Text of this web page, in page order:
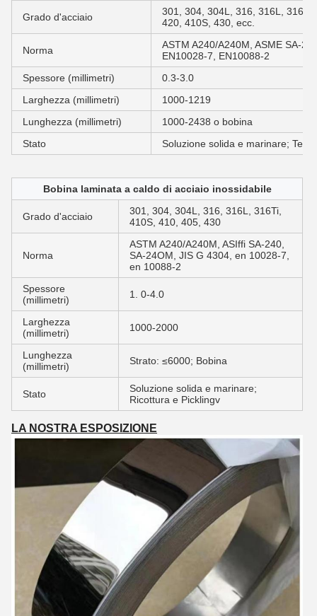
Grado d'acciaio
301, 304, 304L, 316, 316L,
420, 410S, 430, ecc.
Norma
ASTM A240/A240M, ASME SA-
EN10028-7, EN10088-2
Spessore (millimetri)
0.3-3.0
Larghezza (millimetri)
1000-1219
Lunghezza (millimetri)
1000-2438 o bobina
Stato
Soluzione solida e marinare;
Bobina laminata a caldo di acciaio inossidabile
Grado d'acciaio
301, 304, 304L, 316, 316L, 316Ti,
410S, 410, 405, 430
Norma
ASTM A240/A240M, ASIffi SA-240,
SA-24OM, JIS G 4304, en 10028-7,
en 10088-2
Spessore
(millimetri)
1. 0-4.0
Larghezza
(millimetri)
1000-2000
Lunghezza
(millimetri)
Strato: ≤6000; Bobina
Stato
Soluzione solida e marinare;
Ricottura e Picklingv
LA NOSTRA ESPOSIZIONE